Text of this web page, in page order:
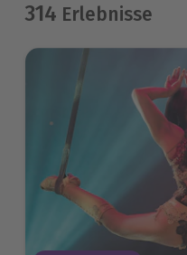
314 Erlebnisse